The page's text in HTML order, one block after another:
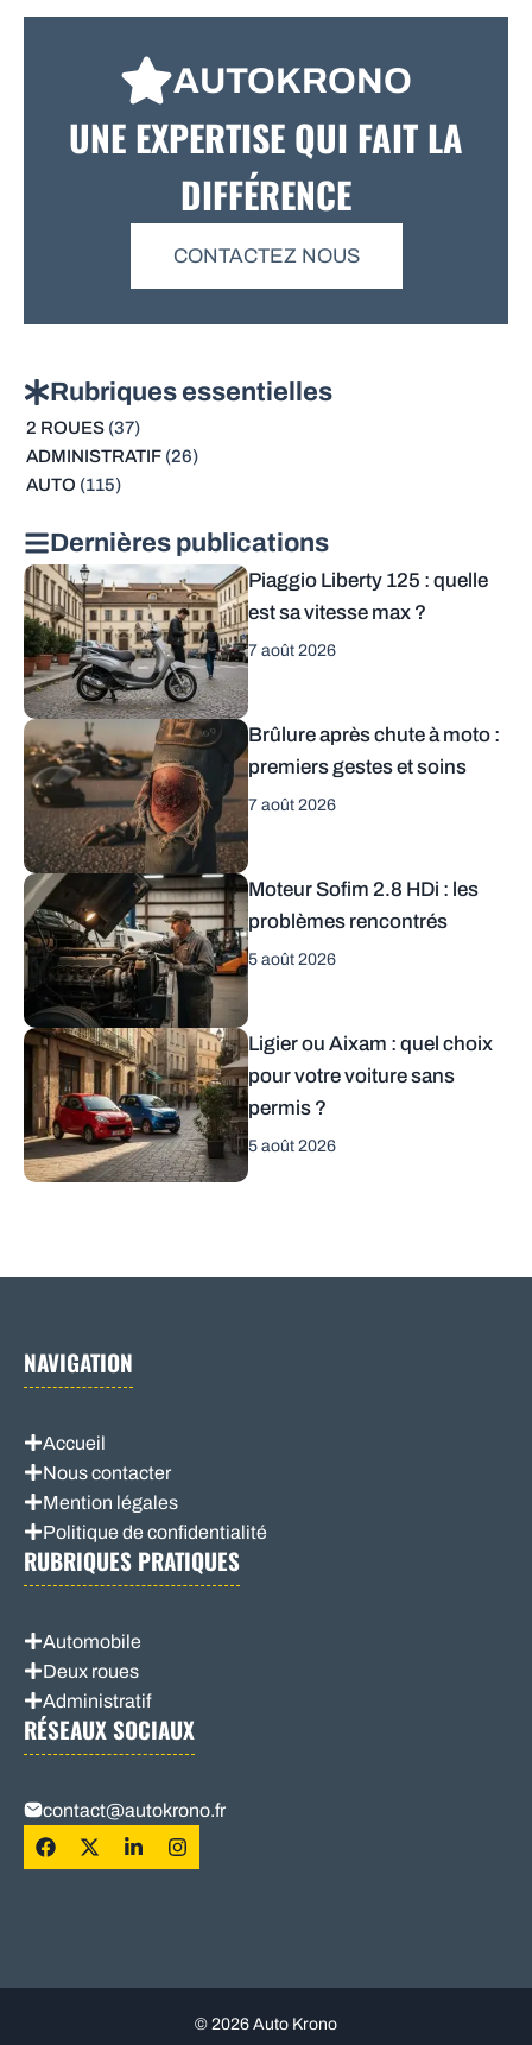
AUTOKRONO
UNE EXPERTISE QUI FAIT LA
DIFFÉRENCE
CONTACTEZ NOUS
Rubriques essentielles
2 ROUES(37)
ADMINISTRATIF(26)
AUTO (115)
Dernières publications
Piaggio Liberty 125 : quelle
est sa vitesse max ?
7 août 2026
Brûlure après chute à moto :
premiers gestes et soins
7 août 2026
Moteur Sofim 2.8 HDi : les
problèmes rencontrés
5 août 2026
Ligier ou Aixam : quel choix
pour votre voiture sans
permis ?
5 août 2026
NAVIGATION
Accueil
Nous contacter
Mention légales
Politique de confidentialité
RUBRIQUES PRATIQUES
Automobile
Deux roues
Administratif
RÉSEAUX SOCIAUX
contact@autokrono.fr
© 2026 Auto Krono